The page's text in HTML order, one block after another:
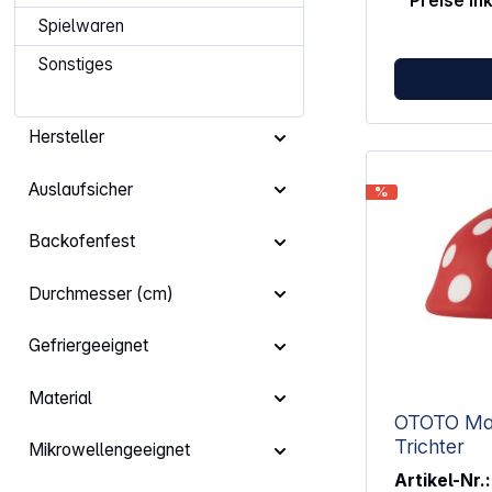
Spielwaren
Sonstiges
Hersteller
Auslaufsicher
Backofenfest
Durchmesser (cm)
Gefriergeeignet
Material
Mikrowellengeeignet
%
OTOTO
Trichter
Artikel-Nr.: